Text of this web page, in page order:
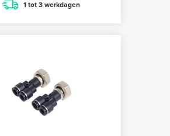
1 tot 3 werkdagen